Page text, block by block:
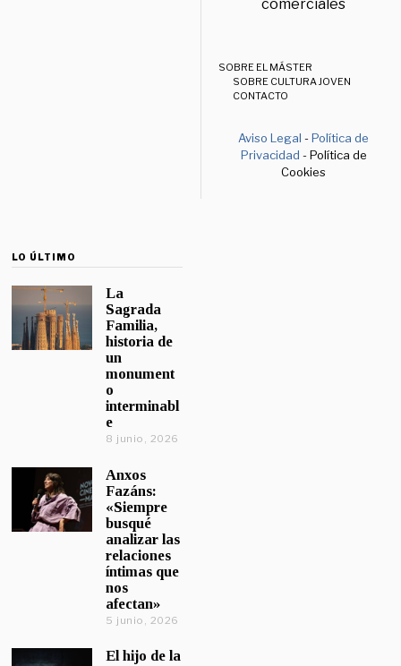
comerciales
SOBRE EL MÁSTER
SOBRE CULTURA JOVEN
CONTACTO
Aviso Legal -Política de
Privacidad - Política de
Cookies
LO ÚLTIMO
La
Sagrada
Familia,
historia de
un
monument
o
interminabl
e
8 junio, 2026
Anxos
Fazáns:
«Siempre
busqué
analizar las
relaciones
íntimas que
nos
afectan»
5 junio, 2026
El hijo de la